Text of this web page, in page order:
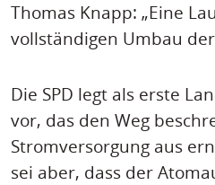
Thomas Knapp: „Eine
vollständigen Umbau
Die SPD legt als erste
vor, das den Weg
Stromversorgung aus
sei aber, dass der